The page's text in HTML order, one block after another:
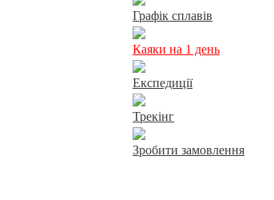
Графік сплавів
Каяки на 1 день
Експедиції
Трекінг
Зробити замовлення